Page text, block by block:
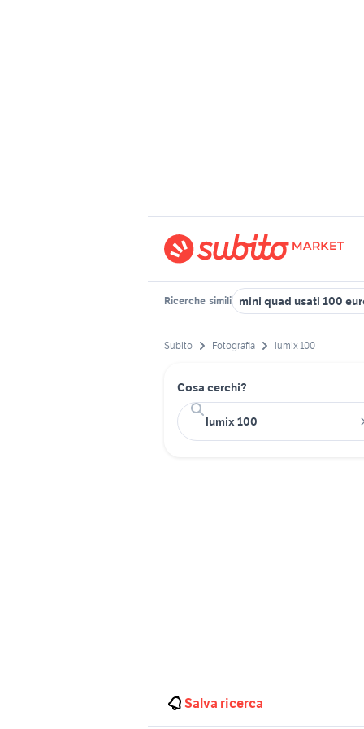
Ricerche simili mini quad usati 100
Subito Fotografia lumix 100
Cosa cerchi?
Salva ricerca